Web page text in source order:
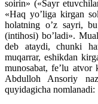
soirin» («Sayr
«Haq yo’liga kirgan
holatning o’z sayri,
(intihosi) bo’ladi».
deb ataydi, chunki
muqarrar, eshikdan
munosabat, fe’lu atvor
Abdulloh Ansoriy
quyidagicha nomlanadi: